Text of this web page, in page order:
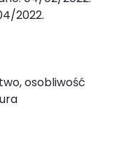
2022.
osobliwość